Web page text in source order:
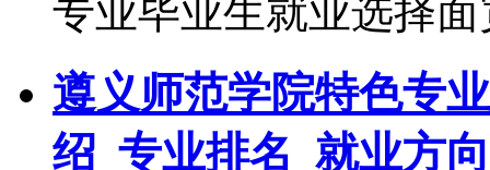
专业毕业生就业选择
遵义师范学院特色专
绍_专业排名_就业方向